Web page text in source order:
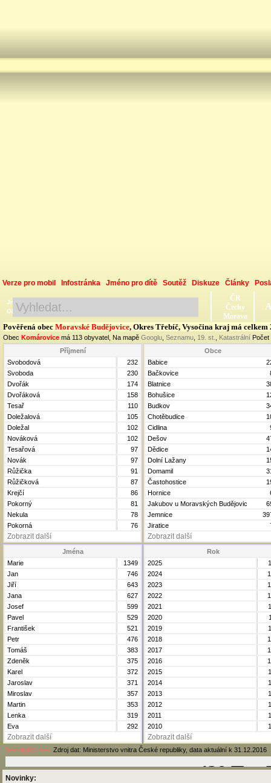
Verze pro mobil Infostránka Jméno pro dítě Soutěž Diskuze Články
Pověřená obec Moravské Budějovice, Okres Třebíč, Vysočina kraj má celkem
Obec Komárovice má 113 obyvatel, Na mapě Googlu Seznamu 19. st. Katastrální
Jméno, Příjmení, Obec
Okres, Kraj, Ročník
ČR
Čechy
Morava
Příjmení
Svobodová
232
Svoboda
230
Dvořák
174
Dvořáková
158
Tesař
110
Doležalová
105
Doležal
102
Nováková
102
Tesařová
97
Novák
97
Růžička
91
Růžičková
87
Krejčí
86
Pokorný
81
Nekula
78
Pokorná
76
Zobrazit další
Obce
Babice
Bačkovice
Blatnice
Bohušice
Budkov
Chotěbudice
Cidlina
Dešov
Dědice
Dolní Lažany
Domamil
Častohostice
Hornice
Jakubov u Moravských Budějovic
Jemnice
Jiratice
Zobrazit další
Jména
Marie
1349
Jan
746
Jiří
643
Jana
627
Josef
599
Pavel
529
František
521
Petr
476
Tomáš
383
Zdeněk
375
Karel
372
Jaroslav
371
Miroslav
357
Martin
353
Lenka
319
Eva
292
Zobrazit další
Rok
2025
2024
2023
2022
2021
2020
2019
2018
2017
2016
2015
2014
2013
2012
2011
2010
Zobrazit další
Verze pro tisk Zdroj dat: Ministerstvo vnitra České republiky, data aktuální k 31.12.2016
Novinky: